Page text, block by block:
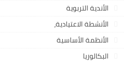
الأندية التربوية
الأنشطة الاعتيادية،
الأنظمة الأساسية
البكالوريا